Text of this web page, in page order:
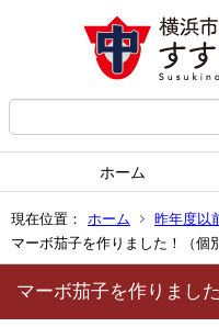
ホーム
現在位置： ホーム 昨年度以
マーボ茄子を作りました！（個
マーボ茄子を作りまし